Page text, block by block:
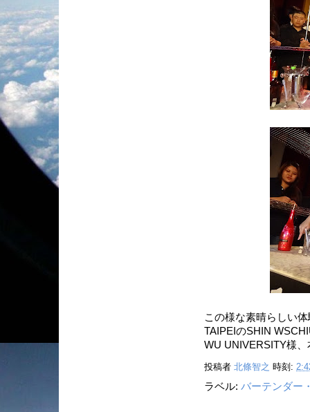
この様な素晴らしい
TAIPEIのSHIN
WU UNIVERSITY様
投稿者 北條智之 時刻:
ラベル: バーテンダー